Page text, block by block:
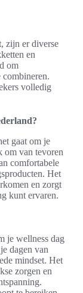
zijn er diverse
en
om
volledig
gaat om je
om van tevoren
comfortabele
Het
en zorgt
kunt ervaren.
je wellness dag
dagen van
mindset. Het
zorgen en